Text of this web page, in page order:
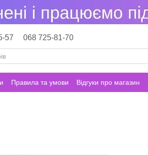
57 068 725-81-70
Правила та умови Відгуки про магазин